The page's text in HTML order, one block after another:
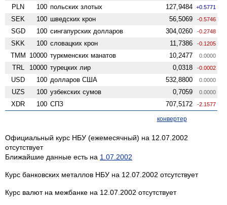
PLN 100 польских злотых 127,9484 +0.5771
SEK 100 шведских крон 56,5069 -0.5746
SGD 100 сингапурских долларов 304,0260 -0.2748
SKK 100 словацких крон 11,7386 -0.1205
TMM 10000 туркменских манатов 10,2477 0.0000
TRL 10000 турецких лир 0,0318 -0.0002
USD 100 долларов США 532,8800 0.0000
UZS 100 узбекских сумов 0,7059 0.0000
XDR 100 СПЗ 707,5172 -2.1577
конвертер
Официальный курс НБУ (ежемесячный) на 12.07.2002
отсутствует
Ближайшие данные есть на 1.07.2002
Курс банковских металлов НБУ на 12.07.2002 отсутствует
Курс валют на межбанке на 12.07.2002 отсутствует